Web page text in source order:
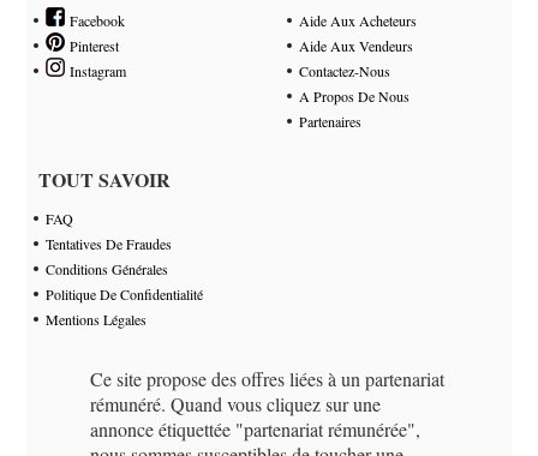
Facebook
Pinterest
Instagram
Aide Aux Acheteurs
Aide Aux Vendeurs
Contactez-Nous
A Propos De Nous
Partenaires
TOUT SAVOIR
FAQ
Tentatives De Fraudes
Conditions Générales
Politique De Confidentialité
Mentions Légales
Ce site propose des offres liées à un partenariat
rémunéré. Quand vous cliquez sur une
annonce étiquettée "partenariat rémunérée",